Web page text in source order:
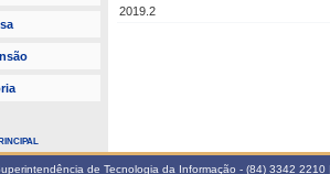
2019.2
de Tecnologia da Informação - (84) 3342